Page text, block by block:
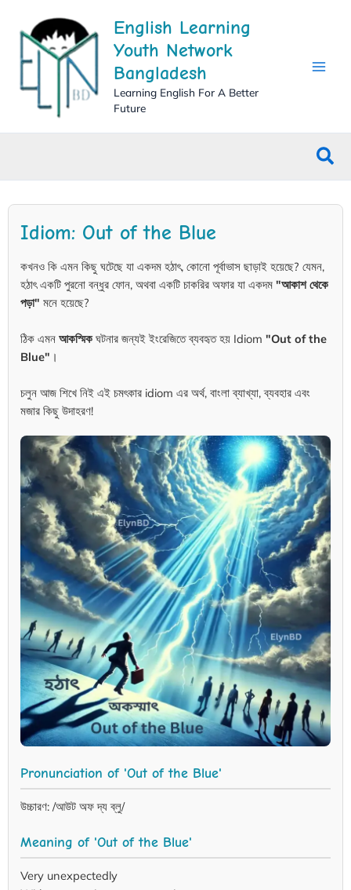
content
English Learning
Youth Network
Bangladesh
Learning English For A Better
Future
Idiom: Out of the Blue
কখনও কি এমন কিছু ঘটেছে যা একদম হঠাৎ, কোনো পূর্বাভাস ছাড়াই হয়েছে? যেমন,
হঠাৎ একটি পুরনো বন্ধুর ফোন, অথবা একটি চাকরির অফার যা একদম "আকাশ থেকে
পড়া" মনে হয়েছে?
ঠিক এমন আকস্মিকঘটনার জন্যই ইংরেজিতে ব্যবহৃত হয় Idiom "Out of the
Blue" ।
চলুন আজ শিখে নিই এই চমৎকার idiom এর অর্থ, বাংলা ব্যাখ্যা, ব্যবহার এবং
মজার কিছু উদাহরণ!
Pronunciation of 'Out of the Blue'
উচ্চারণ: /আউট অফ দ্য ব্লু/
Meaning of 'Out of the Blue'
Very unexpectedly